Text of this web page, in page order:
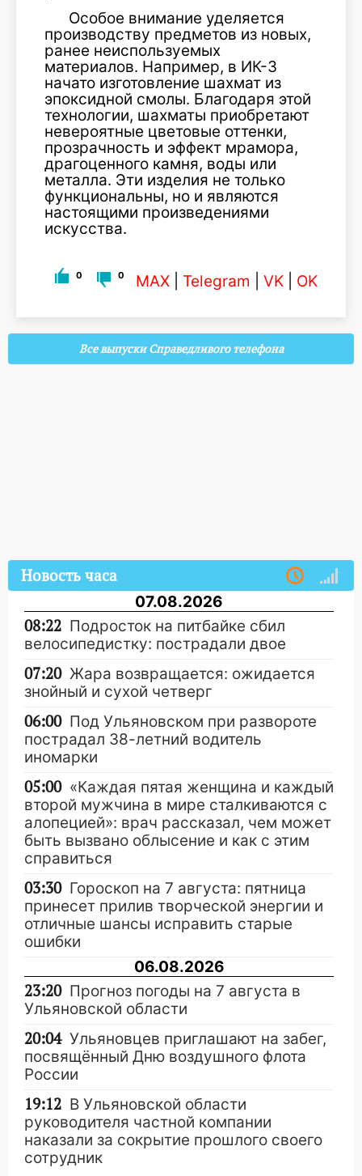
Особое внимание уделяется
производству предметов из новых,
ранее неиспользуемых
материалов. Например, в ИК-3
начато изготовление шахмат из
эпоксидной смолы. Благодаря этой
технологии, шахматы приобретают
невероятные цветовые оттенки,
прозрачность и эффект мрамора,
драгоценного камня, воды или
металла. Эти изделия не только
функциональны, но и являются
настоящими произведениями
искусства.
0 0 MAX Telegram VK OK
Все выпуски Справедливого телефона
Новость часа
07.08.2026
08:22 Подросток на питбайке сбил
велосипедистку: пострадали двое
07:20 Жара возвращается: ожидается
знойный и сухой четверг
06:00 Под Ульяновском при развороте
пострадал 38-летний водитель
иномарки
05:00 «Каждая пятая женщина и каждый
второй мужчина в мире сталкиваются с
алопецией»: врач рассказал, чем может
быть вызвано облысение и как с этим
справиться
03:30 Гороскоп на 7 августа: пятница
принесет прилив творческой энергии и
отличные шансы исправить старые
ошибки
06.08.2026
23:20 Прогноз погоды на 7 августа в
Ульяновской области
20:04 Ульяновцев приглашают на забег,
посвящённый Дню воздушного флота
России
19:12 В Ульяновской области
руководителя частной компании
наказали за сокрытие прошлого своего
сотрудник